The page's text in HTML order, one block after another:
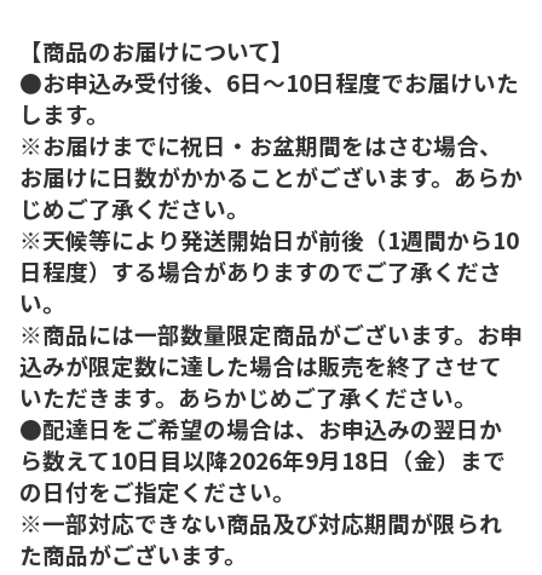
【商品のお届けについて】
●お申込み受付後、6日～10日程度でお届けいた
します。
※お届けまでに祝日・お盆期間をはさむ場合、
お届けに日数がかかることがございます。あらか
じめご了承ください。
※天候等により発送開始日が前後（1週間から10
日程度）する場合がありますのでご了承くださ
い。
※商品には一部数量限定商品がございます。お申
込みが限定数に達した場合は販売を終了させて
いただきます。あらかじめご了承ください。
●配達日をご希望の場合は、お申込みの翌日か
ら数えて10日目以降2026年9月18日（金）まで
の日付をご指定ください。
※一部対応できない商品及び対応期間が限られ
た商品がございます。